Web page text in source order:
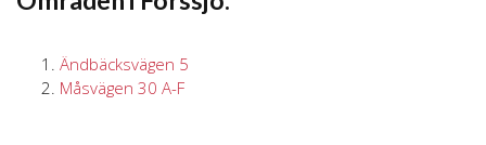
Ändbäcksvägen 5
Måsvägen 30 A-F